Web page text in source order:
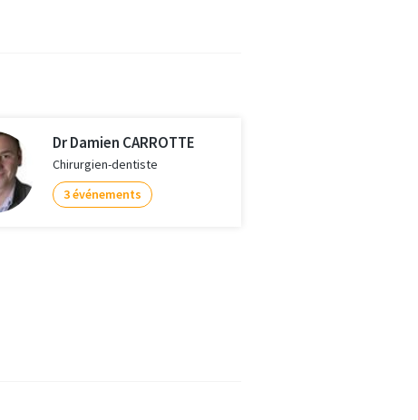
Dr Damien CARROTTE
Chirurgien-dentiste
3 événements